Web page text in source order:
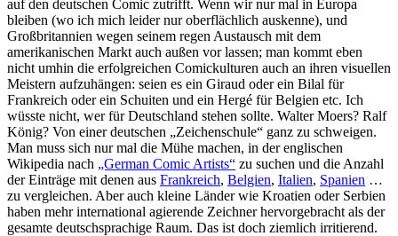
auf den deutschen Comic zutrifft. Wenn wir nur mal in Europa
bleiben (wo ich mich leider nur oberflächlich auskenne), und
Großbritannien wegen seinem regen Austausch mit dem
amerikanischen Markt auch außen vor lassen; man kommt eben
nicht umhin die erfolgreichen Comickulturen auch an ihren visuellen
Meistern aufzuhängen: seien es ein Giraud oder ein Bilal für
Frankreich oder ein Schuiten und ein Hergé für Belgien etc. Ich
wüsste nicht, wer für Deutschland stehen sollte. Walter Moers? Ralf
König? Von einer deutschen „Zeichenschule“ ganz zu schweigen.
Man muss sich nur mal die Mühe machen, in der englischen
Wikipedia nach „German Comic Artists“ zu suchen und die Anzahl
der Einträge mit denen aus Frankreich, Belgien, Italien, Spanien …
zu vergleichen. Aber auch kleine Länder wie Kroatien oder Serbien
haben mehr international agierende Zeichner hervorgebracht als der
gesamte deutschsprachige Raum. Das ist doch ziemlich irritierend.